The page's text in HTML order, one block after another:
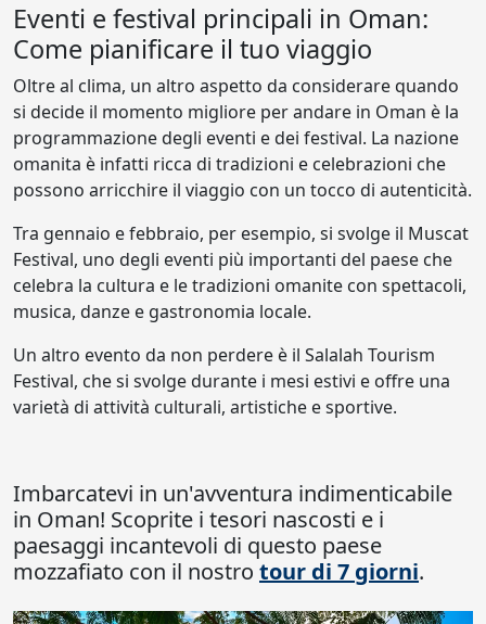
Eventi e festival principali in Oman:
Come pianificare il tuo viaggio
Oltre al clima, un altro aspetto da considerare quando
si decide il momento migliore per andare in Oman è la
programmazione degli eventi e dei festival. La nazione
omanita è infatti ricca di tradizioni e celebrazioni che
possono arricchire il viaggio con un tocco di autenticità.
Tra gennaio e febbraio, per esempio, si svolge il Muscat
Festival, uno degli eventi più importanti del paese che
celebra la cultura e le tradizioni omanite con spettacoli,
musica, danze e gastronomia locale.
Un altro evento da non perdere è il Salalah Tourism
Festival, che si svolge durante i mesi estivi e offre una
varietà di attività culturali, artistiche e sportive.
Imbarcatevi in un'avventura indimenticabile
in Oman! Scoprite i tesori nascosti e i
paesaggi incantevoli di questo paese
mozzafiato con il nostro tour di 7 giorni.